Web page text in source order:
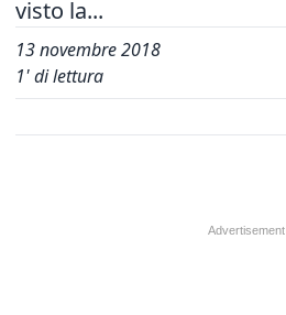
visto la...
13 novembre 2018
1' di lettura